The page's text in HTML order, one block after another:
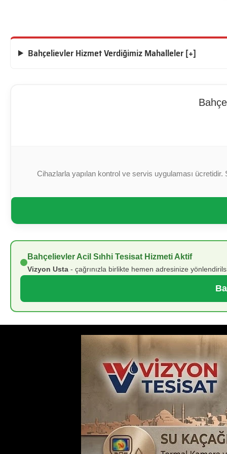
Bahçelievler Hizmet Verdiğimiz Mahalleler [+]
Cihazlarla yapılan kontrol ve servis uygulaması
Bahçelievler Acil Sıhhi Tesisat Hizmeti Aktif
Vizyon Usta - çağrınızla birlikte hemen adresinize